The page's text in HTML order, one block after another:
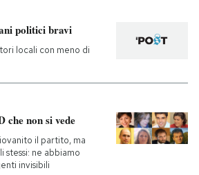
politici bravi
locali con meno di
che non si vede
il partito, ma
stessi: ne abbiamo
invisibili